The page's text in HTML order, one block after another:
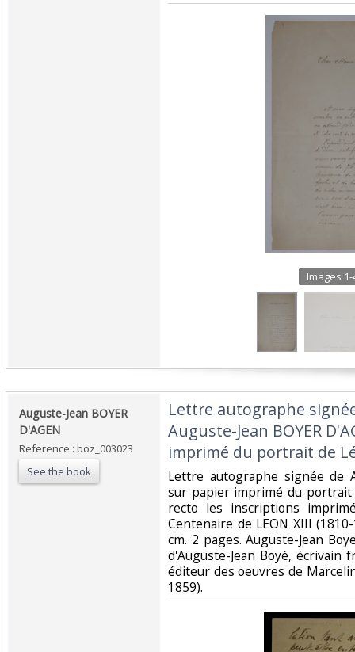
Images
‎Auguste-Jean BOYER
D'AGEN‎
Reference : boz_003023
See the book
‎Lettre autographe
Auguste-Jean BOYER
imprimé du portrait de
‎Lettre autographe signée de
sur papier imprimé du portrait
recto les inscriptions
Centenaire de LEON XIII
cm. 2 pages. Auguste-Jean
d'Auguste-Jean Boyé, écrivain
éditeur des oeuvres de
1859).‎